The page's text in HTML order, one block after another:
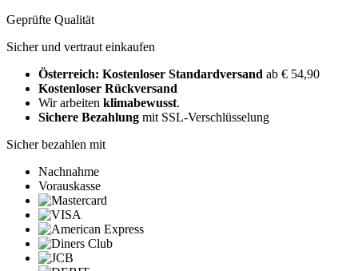
Geprüfte Qualität
Sicher und vertraut einkaufen
Österreich: Kostenloser Standardversand ab € 54,90
Kostenloser Rückversand
Wir arbeiten klimabewusst.
Sichere Bezahlung mit SSL-Verschlüsselung
Sicher bezahlen mit
Nachnahme
Vorauskasse